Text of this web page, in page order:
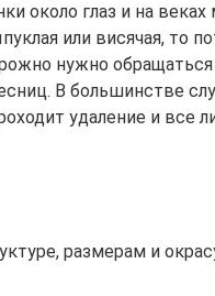
около глаз и на веках
или висячая, то
нужно обращаться
В большинстве
удаление и все
размерам и